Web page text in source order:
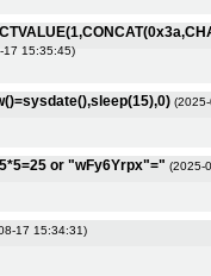
17 15:35:45)
or "wFy6Yrpx"=" (2025-
17 15:34:31)